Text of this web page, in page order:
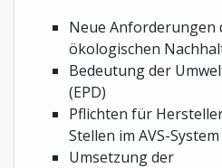
Neue Anforderungen
ökologischen
Bedeutung der
(EPD)
Pflichten für
Stellen im AVS-
Umsetzung der